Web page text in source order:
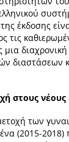
έκδοσης
τις
διαχρονική
διαστάσεων
στους νέους
των
(2015-